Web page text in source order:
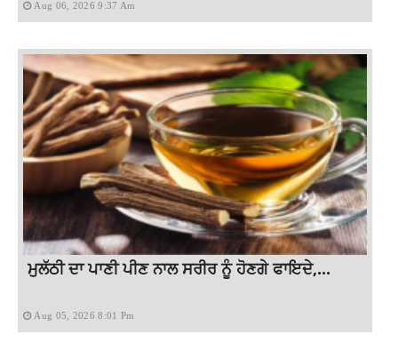
Aug 06, 2026 9:37 Am
ਮੁਲੱਠੀ ਦਾ ਪਾਣੀ ਪੀਣ ਨਾਲ ਸਰੀਰ ਨੂੰ ਹੋਣਗੇ ਫਾਇਦੇ,...
Aug 05, 2026 8:01 Pm